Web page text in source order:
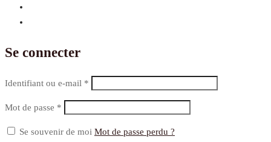
Se connecter
Identifiant ou e-mail *
Mot de passe *
Se souvenir de moi Mot de passe perdu ?